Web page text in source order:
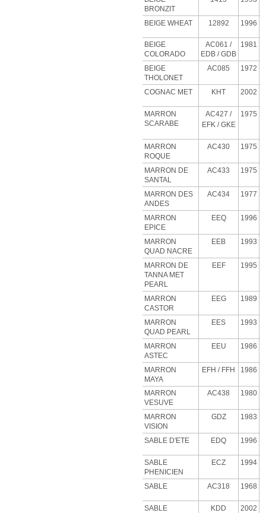
BRONZIT
BEIGE WHEAT 12892 1996
BEIGE
COLORADO
AC061 /
EDB / GDB
1981
BEIGE
THOLONET
AC085 1972
COGNAC MET KHT 2002
MARRON
SCARABE
AC427 /
EFK / GKE
1975
MARRON
ROQUE
AC430 1975
MARRON DE
SANTAL
AC433 1975
MARRON DES
ANDES
AC434 1977
MARRON
EPICE
EEQ 1996
MARRON
QUAD NACRE
EEB 1993
MARRON DE
TANNA MET
PEARL
EEF 1995
MARRON
CASTOR
EEG 1989
MARRON
QUAD PEARL
EES 1993
MARRON
ASTEC
EEU 1986
MARRON
MAYA
EFH / FFH 1986
MARRON
VESUVE
AC438 1980
MARRON
VISION
GDZ 1983
SABLE D'ETE EDQ 1996
SABLE
PHENICIEN
ECZ 1994
SABLE AC318 1968
SABLE
KDD 2002